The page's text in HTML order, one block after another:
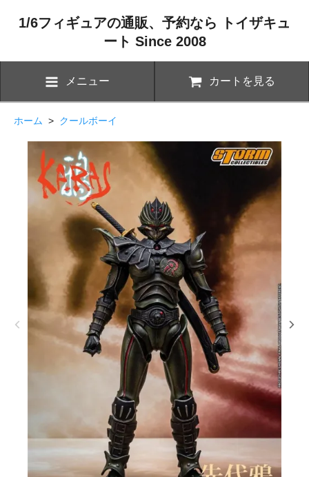
1/6フィギュアの通販、予約なら トイザキュ
ート Since 2008
メニュー カートを見る
ホーム > クールボーイ